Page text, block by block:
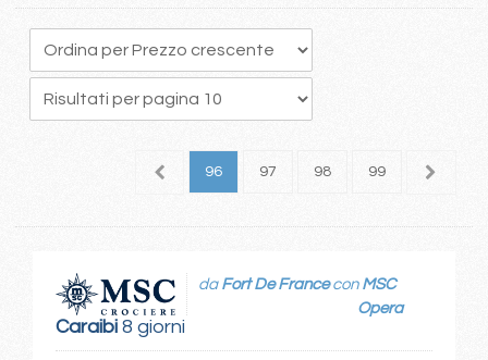
95 96 97 98 99 100
Caraibi8 giorni
da Fort De Francecon MSC
Opera